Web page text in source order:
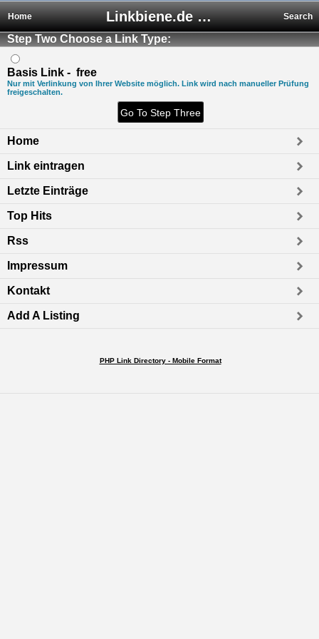
Linkbiene.de - Premium Webkatalog mit kostenlosem Eintrag
Home Search
Step Two Choose a Link Type:
Basis Link - free
Nur mit Verlinkung von Ihrer Website möglich. Link wird nach manueller Prüfung
freigeschalten.
Home
Link eintragen
Letzte Einträge
Top Hits
Rss
Impressum
Kontakt
Add A Listing
PHP Link Directory - Mobile Format